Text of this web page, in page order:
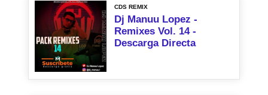
CDS REMIX
Dj Manuu Lopez -
Remixes Vol. 14 -
Descarga Directa